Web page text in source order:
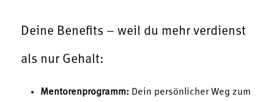
Deine Benefits – weil du mehr verdienst
als nur Gehalt:
Mentorenprogramm: Dein persönlicher Weg zum